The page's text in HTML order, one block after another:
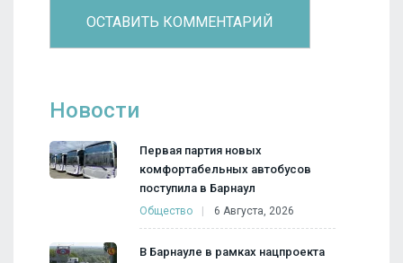
Новости
Первая партия новых
комфортабельных автобусов
поступила в Барнаул
Общество 6 Августа, 2026
В Барнауле в рамках нацпроекта